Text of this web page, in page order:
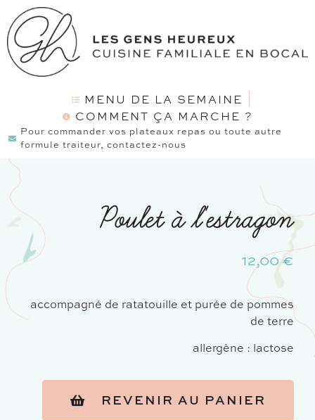
MENU DE LA SEMAINE
COMMENT ÇA MARCHE ?
Pour commander vos plateaux repas ou toute autre
formule traiteur, contactez-nous
Poulet à l'estragon
12,00 €
accompagné de ratatouille et purée de pommes
de terre
allergène : lactose
REVENIR AU PANIER